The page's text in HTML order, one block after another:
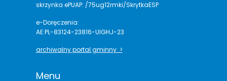
skrzynka ePUAP: /75ug12rmki/SkrytkaESP
e-Doręczenia:
AE:PL-83124-23816-UIGHJ-23
archiwalny portal gminny >
Menu